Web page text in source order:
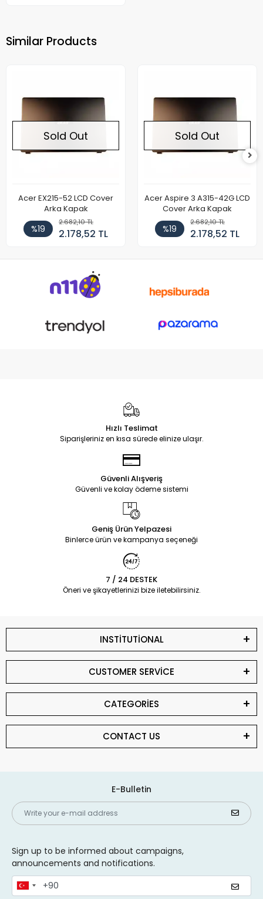
Similar Products
Sold Out
Acer EX215-52 LCD Cover
Arka Kapak
%19
2.682,10 TL
2.178,52 TL
Sold Out
Acer Aspire 3 A315-42G LCD
Cover Arka Kapak
%19
2.682,10 TL
2.178,52 TL
Hızlı Teslimat
Siparişleriniz en kısa sürede elinize ulaşır.
Güvenli Alışveriş
Güvenli ve kolay ödeme sistemi
Geniş Ürün Yelpazesi
Binlerce ürün ve kampanya seçeneği
7 / 24 DESTEK
Öneri ve şikayetlerinizi bize iletebilirsiniz.
INSTİTUTİONAL
CUSTOMER SERVİCE
CATEGORİES
CONTACT US
E-Bulletin
Sign up to be informed about campaigns,
announcements and notifications.